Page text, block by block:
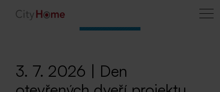
3. 7. 2026 | Den